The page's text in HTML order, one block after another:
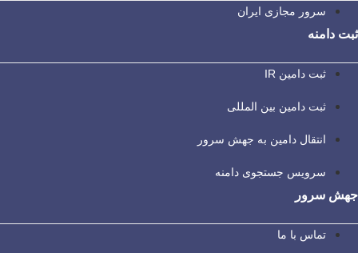
سرور مجازی ایران
ثبت دامنه
ثبت دامین IR
ثبت دامین بین المللی
انتقال دامین به جهش سرور
سرویس جستجوی دامنه
جهش سرور
تماس با ما